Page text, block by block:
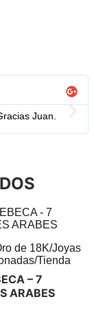
Juan.
de 18K/Joyas
/Tienda
– 7
ARABES